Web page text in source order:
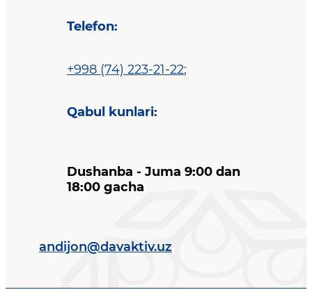
Telefon:
+998 (74) 223-21-22;
Qabul kunlari:
Dushanba - Juma 9:00 dan
18:00 gacha
andijon@davaktiv.uz